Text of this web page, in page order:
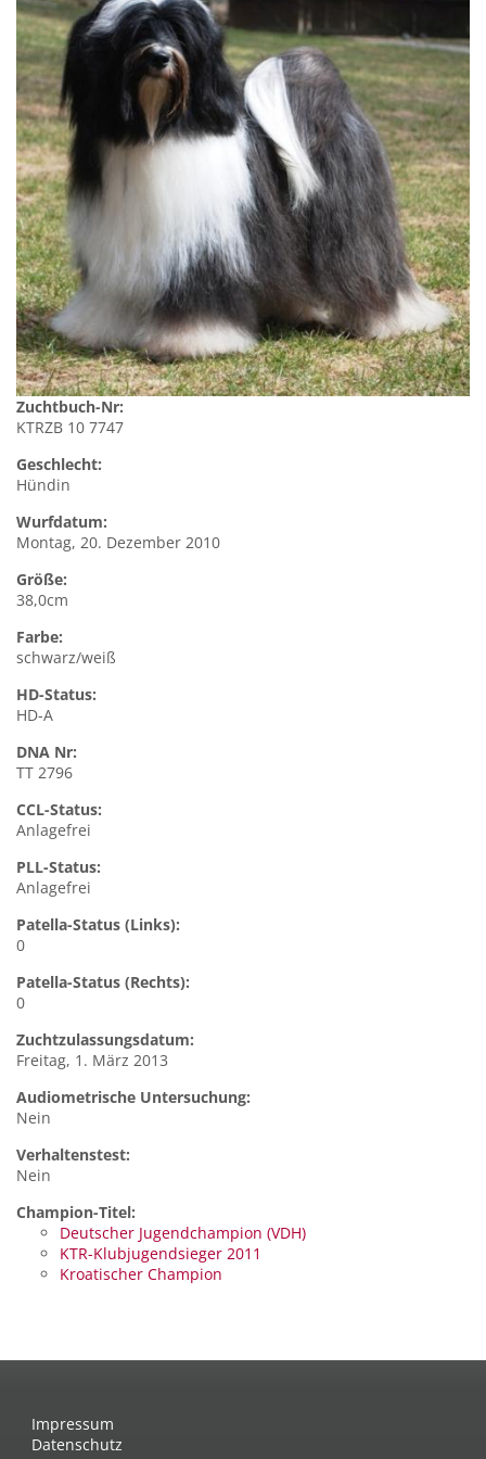
Zuchtbuch-Nr:
KTRZB 10 7747
Geschlecht:
Hündin
Wurfdatum:
Montag, 20. Dezember 2010
Größe:
38,0cm
Farbe:
schwarz/weiß
HD-Status:
HD-A
DNA Nr:
TT 2796
CCL-Status:
Anlagefrei
PLL-Status:
Anlagefrei
Patella-Status (Links):
0
Patella-Status (Rechts):
0
Zuchtzulassungsdatum:
Freitag, 1. März 2013
Audiometrische Untersuchung:
Nein
Verhaltenstest:
Nein
Champion-Titel:
Deutscher Jugendchampion (VDH)
KTR-Klubjugendsieger 2011
Kroatischer Champion
Impressum
Datenschutz